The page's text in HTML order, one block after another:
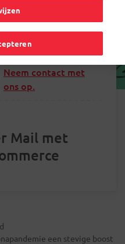
Neem contact met
ons op.
Mail met
een stevige boost